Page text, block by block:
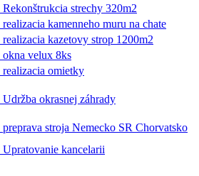
strechy 320m2
kamenneho muru na chate
kazetovy strop 1200m2
velux 8ks
omietky
okrasnej záhrady
stroja Nemecko SR Chorvatsko
kancelarii